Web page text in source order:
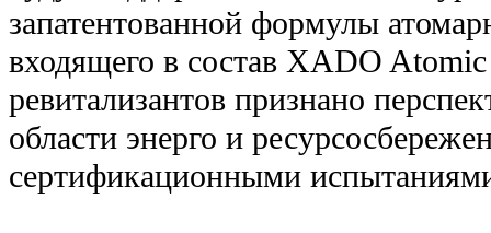
запатентованной формулы
входящего в состав XADO
ревитализантов признано
области энерго и
сертификационными